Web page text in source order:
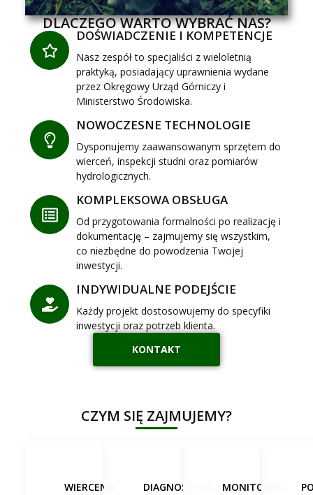
DLACZEGO WARTO WYBRAĆ NAS?
DOŚWIADCZENIE I KOMPETENCJE
Nasz zespół to specjaliści z wieloletnią
praktyką, posiadający uprawnienia wydane
przez Okręgowy Urząd Górniczy i
Ministerstwo Środowiska.
NOWOCZESNE TECHNOLOGIE
Dysponujemy zaawansowanym sprzętem do
wierceń, inspekcji studni oraz pomiarów
hydrologicznych.
KOMPLEKSOWA OBSŁUGA
Od przygotowania formalności po realizację i
dokumentację – zajmujemy się wszystkim,
co niezbędne do powodzenia Twojej
inwestycji.
INDYWIDUALNE PODEJŚCIE
Każdy projekt dostosowujemy do specyfiki
inwestycji oraz potrzeb klienta.
KONTAKT
CZYM SIĘ ZAJMUJEMY?
WIERCENIE
DIAGNOSTYKA
MONITORING